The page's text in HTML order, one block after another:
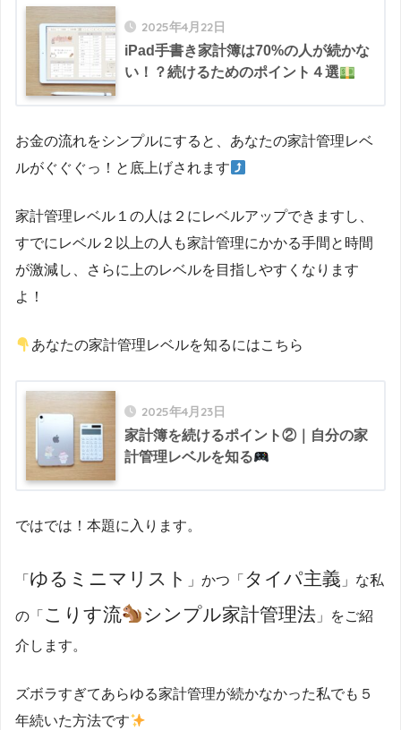
2025年4月22日
iPad手書き家計簿は70%の人が続かな
い！？続けるためのポイント４選
お金の流れをシンプルにすると、あなたの家計管理レベ
ルがぐぐぐっ！と底上げされます
家計管理レベル１の人は２にレベルアップできますし、
すでにレベル２以上の人も家計管理にかかる手間と時間
が激減し、さらに上のレベルを目指しやすくなります
よ！
あなたの家計管理レベルを知るにはこちら
2025年4月23日
家計簿を続けるポイント②｜自分の家
計管理レベルを知る
ではでは！本題に入ります。
「 ゆるミニマリスト 」かつ「 タイパ主義 」な私
の「 こりす流 シンプル家計管理法」をご紹
介します。
ズボラすぎてあらゆる家計管理が続かなかった私でも５
年続いた方法です